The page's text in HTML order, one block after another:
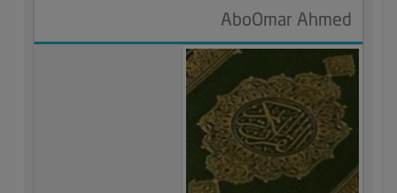
AboOmar Ahmed